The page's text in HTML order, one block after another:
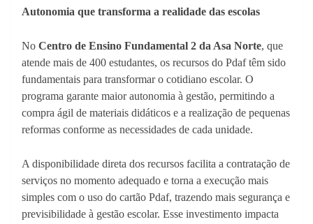
Autonomia que transforma a realidade das escolas
No Centro de Ensino Fundamental 2 da Asa Norte, que
atende mais de 400 estudantes, os recursos do Pdaf têm sido
fundamentais para transformar o cotidiano escolar. O
programa garante maior autonomia à gestão, permitindo a
compra ágil de materiais didáticos e a realização de pequenas
reformas conforme as necessidades de cada unidade.
A disponibilidade direta dos recursos facilita a contratação de
serviços no momento adequado e torna a execução mais
simples com o uso do cartão Pdaf, trazendo mais segurança e
previsibilidade à gestão escolar. Esse investimento impacta